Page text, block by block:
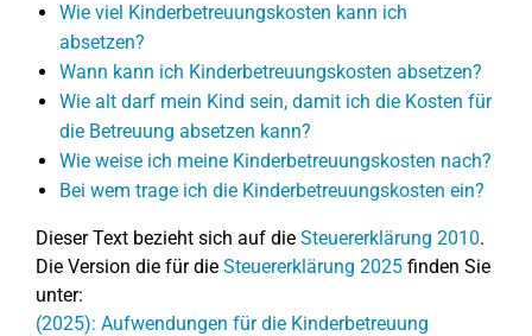
Wie viel Kinderbetreuungskosten kann ich
absetzen?
Wann kann ich Kinderbetreuungskosten absetzen?
Wie alt darf mein Kind sein, damit ich die Kosten für
die Betreuung absetzen kann?
Wie weise ich meine Kinderbetreuungskosten nach?
Bei wem trage ich die Kinderbetreuungskosten ein?
Dieser Text bezieht sich auf die Steuererklärung 2010.
Die Version die für die Steuererklärung 2025 finden Sie
unter:
(2025): Aufwendungen für die Kinderbetreuung